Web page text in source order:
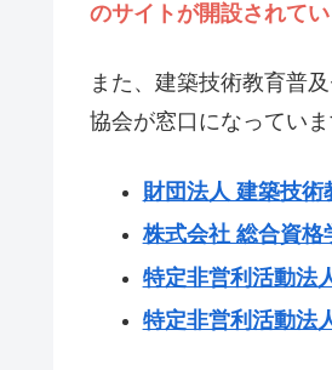
のサイトが開設されて
また、建築技術教育普
協会が窓口になってい
財団法人 建築技
株式会社 総合資格
特定非営利活動法
特定非営利活動法